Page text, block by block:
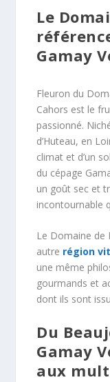
Le
Gamay
Fleuron du
Cahors est le
passionné.
d’Huteau, en
climat et d’un
du cépage
un goût sec et
incontournable
Le Domaine de
autre région
une même
gourmands et
dont ils sont
Du
Gamay
aux